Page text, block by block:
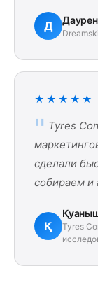
Д Даурен
★★★★★
Tyres
сделали
собираем и
Қ
Tyres